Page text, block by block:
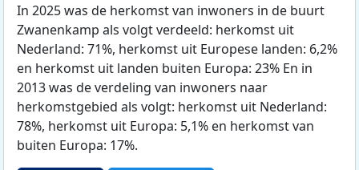
In 2025 was de herkomst van inwoners in de buurt
Zwanenkamp als volgt verdeeld: herkomst uit
Nederland: 71%, herkomst uit Europese landen: 6,2%
en herkomst uit landen buiten Europa: 23% En in
2013 was de verdeling van inwoners naar
herkomstgebied als volgt: herkomst uit Nederland:
78%, herkomst uit Europa: 5,1% en herkomst van
buiten Europa: 17%.